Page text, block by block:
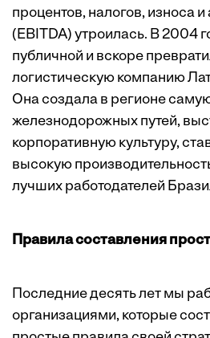
процентов, налогов, износа
(EBITDA) утроилась. В 2004
публичной и вскоре
логистическую компанию
Она создала в регионе
железнодорожных путей,
корпоративную культуру,
высокую
лучших работодателей
Правила составления
Последние десять лет мы
организациями, которые